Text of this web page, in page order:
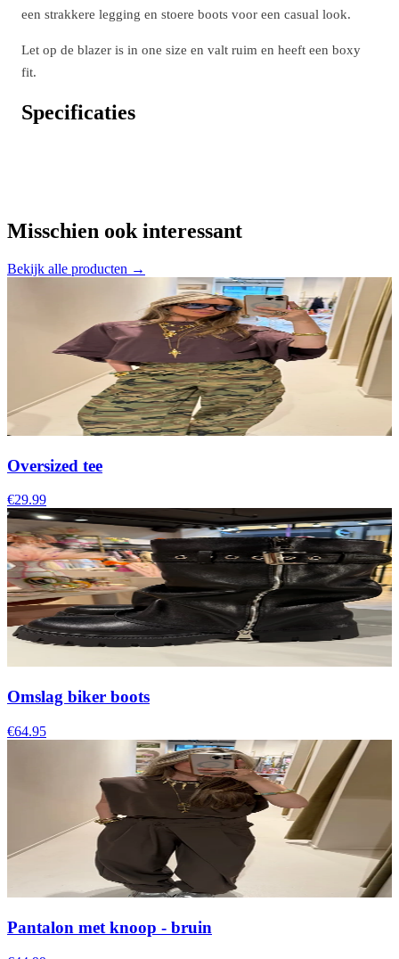
een strakkere legging en stoere boots voor een casual look.
Let op de blazer is in one size en valt ruim en heeft een boxy
fit.
Specificaties
Misschien ook interessant
Bekijk alle producten →
Oversized tee
€29.99
Omslag biker boots
€64.95
Pantalon met knoop - bruin